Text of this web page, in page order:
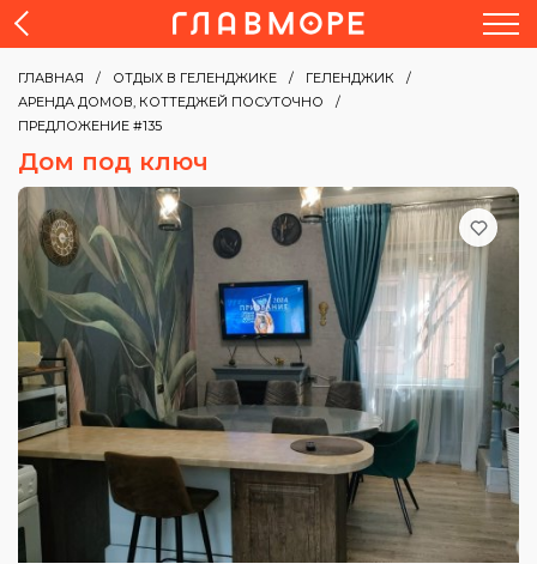
ГЛАВНАЯ ОТДЫХ В ГЕЛЕНДЖИКЕ
ГЕЛЕНДЖИК
АРЕНДА ДОМОВ, КОТТЕДЖЕЙ ПОСУТОЧНО
ПРЕДЛОЖЕНИЕ #135
Дом под ключ